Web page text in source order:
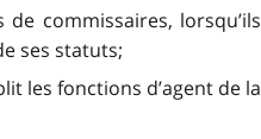
commissaires, lorsqu’ils
ses statuts;
les fonctions d’agent de la